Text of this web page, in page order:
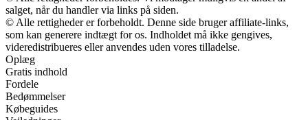
salget, når du handler via links på siden.
© Alle rettigheder er forbeholdt. Denne side bruger affiliate-links,
som kan generere indtægt for os. Indholdet må ikke gengives,
videredistribueres eller anvendes uden vores tilladelse.
Oplæg
Gratis indhold
Fordele
Bedømmelser
Købeguides